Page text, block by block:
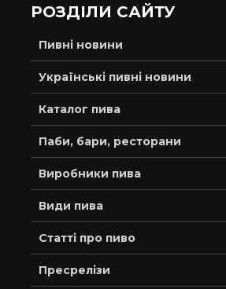
РОЗДІЛИ САЙТУ
Пивні новини
Українські пивні новини
Каталог пива
Паби, бари, ресторани
Виробники пива
Види пива
Статті про пиво
Пресрелізи